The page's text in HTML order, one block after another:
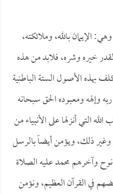
الإيمان بالله، وملائكته،
خيره وشره، فلابد من هذه
بهذه الأصول الستة الباطنية
وإلهه ومعبوده الحق سبحانه
التي أنزلها على الأنبياء من
وغير ذلك، ويؤمن أيضاً بالرسل
نوح وآخرهم محمد عليه الصلاة
في القرآن العظيم، ونؤمن